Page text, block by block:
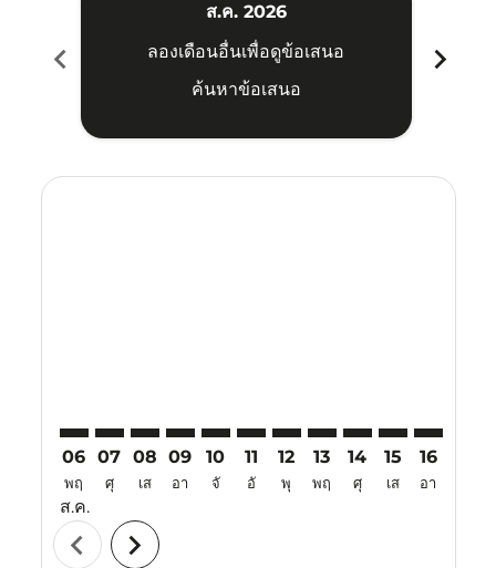
chevron_left
ส.ค. 2026
ลองเดือนอื่นเพื่อดูข้อเสนอ
ค้นหาข้อเสนอ
chevron_right
06
พฤ
ส.ค.
07
ศุ
08
เส
09
อา
10
จั
11
อั
12
พุ
13
พฤ
14
ศุ
15
เส
16
อา
chevron_left chevron_right